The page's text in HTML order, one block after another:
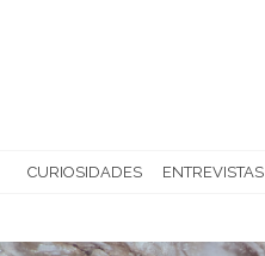
CURIOSIDADES ENTREVISTAS